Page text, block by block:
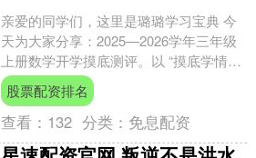
亲爱的同学们，这里是璐璐学习宝典 今
天为大家分享：2025—2026学年三年级
上册数学开学摸底测评。以 “摸底学情、
衔接学习” 为目标，全面考查三年级学生
数学知....
股票配资排名
查看： 132 分类： 免息配资